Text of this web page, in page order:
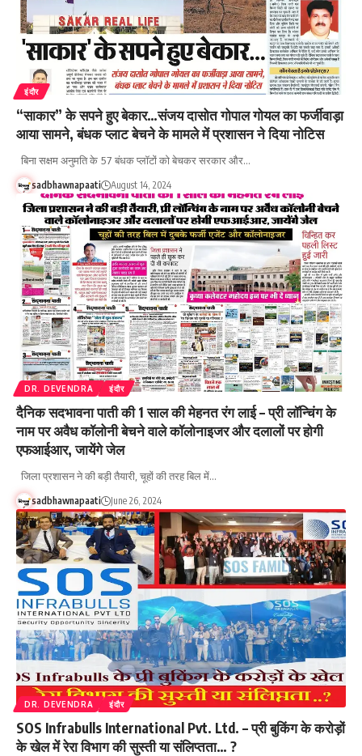
इंदौर
“साकार” के सपने हुए बेकार…संजय दासोत गोपाल गोयल का फर्जीवाड़ा
आया सामने, बंधक प्लाट बेचने के मामले में प्रशासन ने दिया नोटिस
बिना सक्षम अनुमति के 57 बंधक प्लॉटों को बेचकर सरकार और…
sadbhawnapaati August 14, 2024
DR. DEVENDRA इंदौर
दैनिक सदभावना पाती की 1 साल की मेहनत रंग लाई – प्री लॉन्चिंग के
नाम पर अवैध कॉलोनी बेचने वाले कॉलोनाइजर और दलालों पर होगी
एफआईआर, जायेंगे जेल
जिला प्रशासन ने की बड़ी तैयारी, चूहों की तरह बिल में…
sadbhawnapaati June 26, 2024
DR. DEVENDRA इंदौर
SOS Infrabulls International Pvt. Ltd. – प्री बुकिंग के करोड़ों
के खेल में रेरा विभाग की सुस्ती या संलिप्तता… ?